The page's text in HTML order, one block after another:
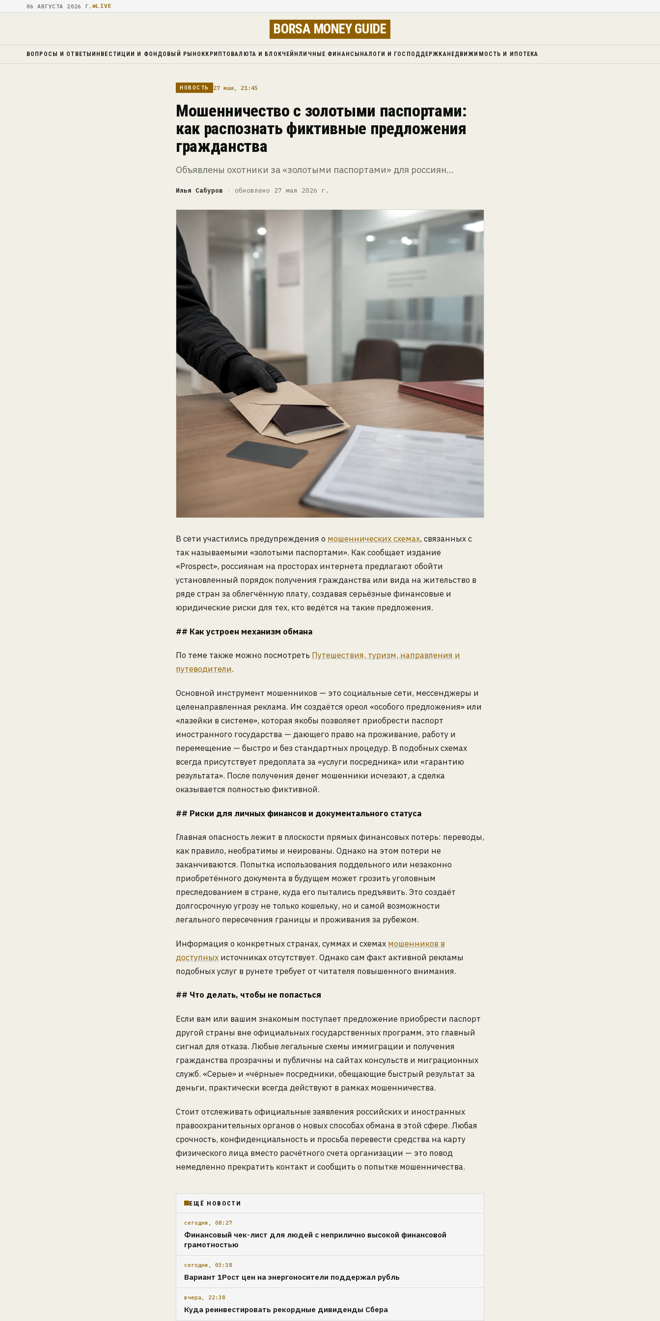
06 АВГУСТА 2026 Г. LIVE
BORSA MONEY GUIDE
ВОПРОСЫ И ОТВЕТЫ ИНВЕСТИЦИИ И ФОНДОВЫЙ РЫНОККРИПТОВАЛЮТА И БЛОКЧЕЙНЛИЧНЫЕ ФИНАНСЫ НАЛОГИ И ГОСПОДДЕРЖКАНЕДВИЖИМОСТЬ И ИПОТЕКА
НОВОСТЬ 27 мая, 21:45
Мошенничество с золотыми паспортами:
как распознать фиктивные предложения
гражданства
Объявлены охотники за «золотыми паспортами» для россиян…
Илья Сабуров · обновлено 27 мая 2026 г.
В сети участились предупреждения о мошеннических схемах, связанных с
так называемыми «золотыми паспортами». Как сообщает издание
«Prospect», россиянам на просторах интернета предлагают обойти
установленный порядок получения гражданства или вида на жительство в
ряде стран за облегчённую плату, создавая серьёзные финансовые и
юридические риски для тех, кто ведётся на такие предложения.
## Как устроен механизм обмана
По теме также можно посмотреть Путешествия, туризм, направления и
путеводители.
Основной инструмент мошенников — это социальные сети, мессенджеры и
целенаправленная реклама. Им создаётся ореол «особого предложения» или
«лазейки в системе», которая якобы позволяет приобрести паспорт
иностранного государства — дающего право на проживание, работу и
перемещение — быстро и без стандартных процедур. В подобных схемах
всегда присутствует предоплата за «услуги посредника» или «гарантию
результата». После получения денег мошенники исчезают, а сделка
оказывается полностью фиктивной.
## Риски для личных финансов и документального статуса
Главная опасность лежит в плоскости прямых финансовых потерь: переводы,
как правило, необратимы и неированы. Однако на этом потери не
заканчиваются. Попытка использования поддельного или незаконно
приобретённого документа в будущем может грозить уголовным
преследованием в стране, куда его пытались предъявить. Это создаёт
долгосрочную угрозу не только кошельку, но и самой возможности
легального пересечения границы и проживания за рубежом.
Информация о конкретных странах, суммах и схемах мошенников в
доступных источниках отсутствует. Однако сам факт активной рекламы
подобных услуг в рунете требует от читателя повышенного внимания.
## Что делать, чтобы не попасться
Если вам или вашим знакомым поступает предложение приобрести паспорт
другой страны вне официальных государственных программ, это главный
сигнал для отказа. Любые легальные схемы иммиграции и получения
гражданства прозрачны и публичны на сайтах консульств и миграционных
служб. «Серые» и «чёрные» посредники, обещающие быстрый результат за
деньги, практически всегда действуют в рамках мошенничества.
Стоит отслеживать официальные заявления российских и иностранных
правоохранительных органов о новых способах обмана в этой сфере. Любая
срочность, конфиденциальность и просьба перевести средства на карту
физического лица вместо расчётного счета организации — это повод
немедленно прекратить контакт и сообщить о попытке мошенничества.
ЕЩЁ НОВОСТИ
сегодня, 08:27
Финансовый чек-лист для людей с неприлично высокой финансовой
грамотностью
сегодня, 03:38
Вариант 1Рост цен на энергоносители поддержал рубль
вчера, 22:38
Куда реинвестировать рекордные дивиденды Сбера